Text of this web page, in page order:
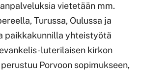
vietetään mm.
Turussa, Oulussa ja
paikkakunnilla yhteistyötä
luterilaisen kirkon
Porvoon sopimukseen,